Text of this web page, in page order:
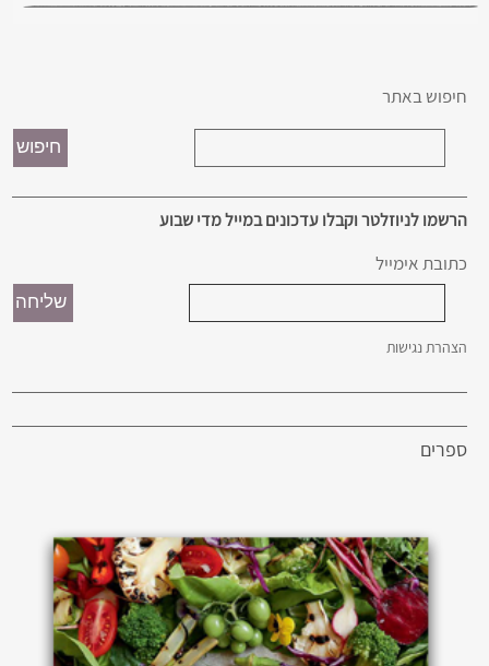
חיפוש באתר
הרשמו לניוזלטר וקבלו עדכונים במייל מדי שבוע
כתובת אימייל
הצהרת נגישות
ספרים